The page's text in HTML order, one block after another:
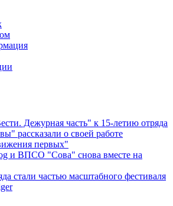
Дежурная часть" к 15-летию отряда
рассказали о своей работе
первых"
и ВПСО "Сова" снова вместе на
стали частью масштабного фестиваля